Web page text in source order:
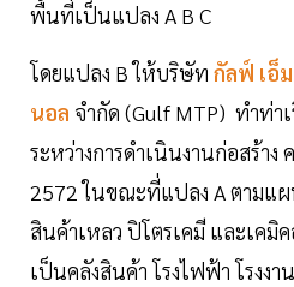
พื้นที่เป็นแปลง A B C
โดยแปลง B ให้บริษัท กัลฟ์ เอ็
นอล จำกัด (Gulf MTP) ทำท่า
ระหว่างการดำเนินงานก่อสร้าง
2572 ในขณะที่แปลง A ตามแผ
สินค้าเหลว ปิโตรเคมี และเคมิ
เป็นคลังสินค้า โรงไฟฟ้า โรงงา